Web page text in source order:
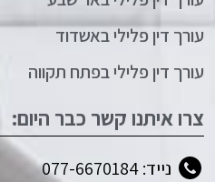
עורך דין פלילי באשדוד
עורך דין פלילי בפתח תקווה
צרו איתנו קשר כבר היום:
נייד: 077-6670184